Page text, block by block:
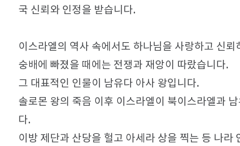
국 신뢰와 인정을 받습니다.
이스라엘의 역사 속에서도 하나님을 사랑하고 신
숭배에 빠졌을 때에는 전쟁과 재앙이 따랐습니다.
그 대표적인 인물이 남유다 아사 왕입니다.
솔로몬 왕의 죽음 이후 이스라엘이 북이스라엘과
다.
이방 제단과 산당을 헐고 아세라 상을 찍는 등 나